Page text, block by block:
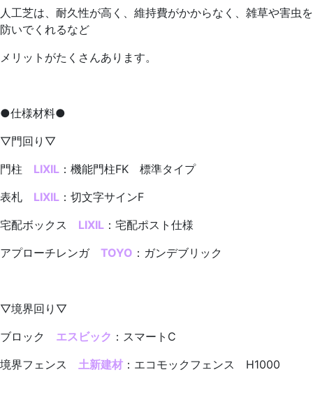
人工芝は、耐久性が高く、維持費がかからなく、雑草や害虫を
防いでくれるなど
メリットがたくさんあります。
●仕様材料●
▽門回り▽
門柱 LIXIL ：機能門柱FK 標準タイプ
表札 LIXIL ：切文字サインF
宅配ボックス LIXIL ：宅配ポスト仕様
アプローチレンガ TOYO ：ガンデブリック
▽境界回り▽
ブロック エスビック ：スマートC
境界フェンス 土新建材 ：エコモックフェンス H1000